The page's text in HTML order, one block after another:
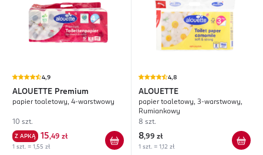
4,9
ALOUETTE Premium
papier toaletowy, 4-warstwowy
10 szt.
Z APKĄ 15,49 zł
1 szt. = 1,55 zł
4,8
ALOUETTE
papier toaletowy, 3-warstwowy,
Rumiankowy
8 szt.
8,99 zł
1 szt. = 1,12 zł